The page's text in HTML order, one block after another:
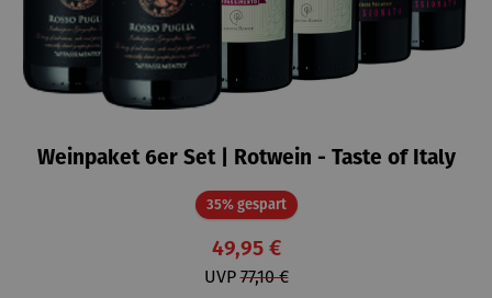
Weinpaket 6er Set | Rotwein - Taste of Italy
35% gespartRabatt
49,95 €
UVP77,10 €